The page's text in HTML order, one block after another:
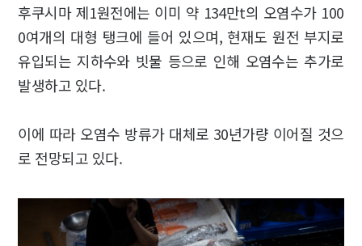
후쿠시마 제1원전에는 이미 약 134만t의 오염수가 100
0여개의 대형 탱크에 들어 있으며, 현재도 원전 부지로
유입되는 지하수와 빗물 등으로 인해 오염수는 추가로
발생하고 있다.
이에 따라 오염수 방류가 대체로 30년가량 이어질 것으
로 전망되고 있다.